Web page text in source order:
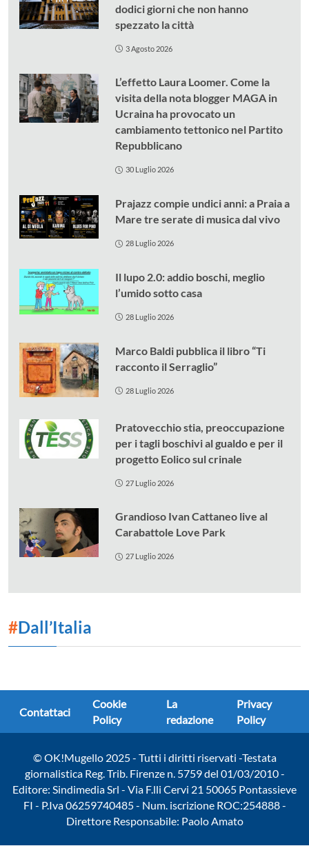
dodici giorni che non hanno
spezzato la città
3 Agosto 2026
L’effetto Laura Loomer. Come la
visita della nota blogger MAGA in
Ucraina ha provocato un
cambiamento tettonico nel Partito
Repubblicano
30 Luglio 2026
Prajazz compie undici anni: a Praia a
Mare tre serate di musica dal vivo
28 Luglio 2026
Il lupo 2.0: addio boschi, meglio
l’umido sotto casa
28 Luglio 2026
Marco Baldi pubblica il libro “Ti
racconto il Serraglio”
28 Luglio 2026
Pratovecchio stia, preoccupazione
per i tagli boschivi al gualdo e per il
progetto Eolico sul crinale
27 Luglio 2026
Grandioso Ivan Cattaneo live al
Carabattole Love Park
27 Luglio 2026
#Dall’Italia
Contattaci
Cookie
Policy
La
redazione
Privacy
Policy
© OK!Mugello 2025 - Tutti i diritti riservati -Testata
giornalistica Reg. Trib. Firenze n. 5759 del 01/03/2010 -
Editore: Sindimedia Srl - Via F.lli Cervi 21 50065 Pontassieve
FI - P.Iva 06259740485 - Num. iscrizione ROC:254888 -
Direttore Responsabile: Paolo Amato